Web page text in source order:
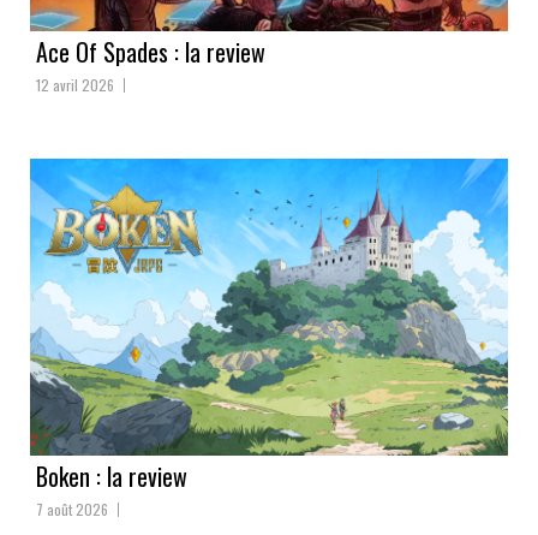
Ace Of Spades : la review
12 avril 2026
Boken : la review
7 août 2026